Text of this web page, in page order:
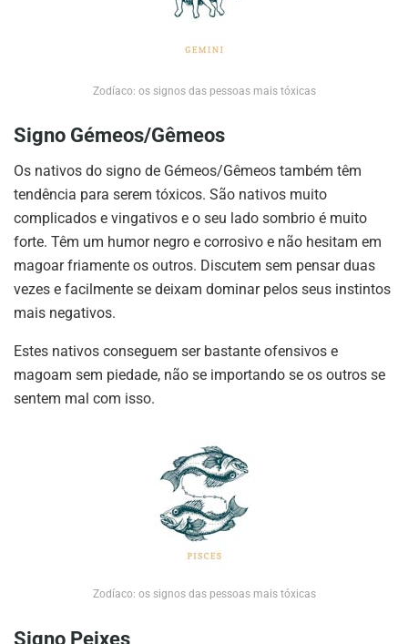
Zodíaco: os signos das pessoas mais tóxicas
Signo Gémeos/Gêmeos
Os nativos do signo de Gémeos/Gêmeos também têm
tendência para serem tóxicos. São nativos muito
complicados e vingativos e o seu lado sombrio é muito
forte. Têm um humor negro e corrosivo e não hesitam em
magoar friamente os outros. Discutem sem pensar duas
vezes e facilmente se deixam dominar pelos seus instintos
mais negativos.
Estes nativos conseguem ser bastante ofensivos e
magoam sem piedade, não se importando se os outros se
sentem mal com isso.
Zodíaco: os signos das pessoas mais tóxicas
Signo Peixes